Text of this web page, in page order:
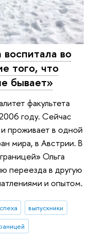
во
того, что
бывает»
факультета
году. Сейчас
проживает в одной
мира, в Австрии. В
Ольга
переезда в другую
и опытом.
выпускники